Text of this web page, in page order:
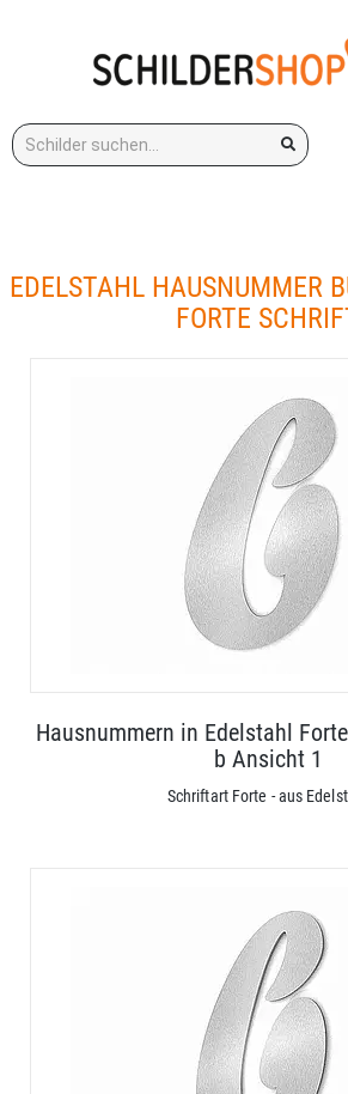
Stichwort:
EDELSTAHL HAUSNUMMER
FORTE
Hausnummern in Edelstahl
b Ansicht 1
Schriftart Forte - aus